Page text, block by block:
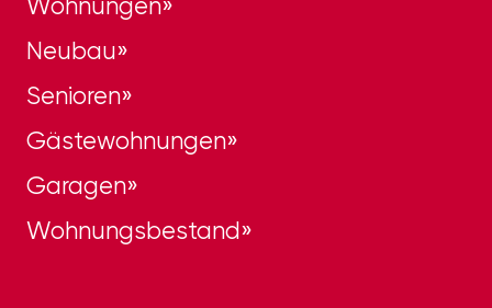
Neubau
Senioren
Gästewohnungen
Garagen
Wohnungsbestand